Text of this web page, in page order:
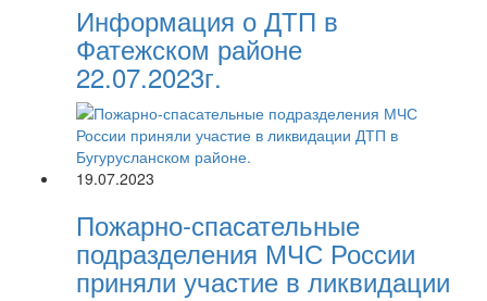
Информация о ДТП в
Фатежском районе
22.07.2023г.
19.07.2023
Пожарно-спасательные
подразделения МЧС России
приняли участие в ликвидации